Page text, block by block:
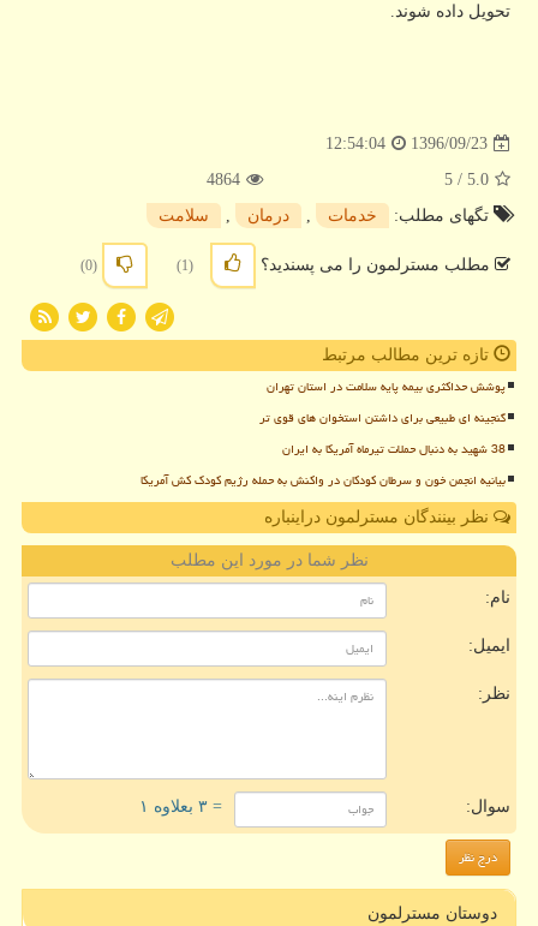
تحویل داده شوند.
1396/09/23
12:54:04
5.0
/ 5
4864
تگهای مطلب:
خدمات , درمان , سلامت
مطلب مسترلمون را می پسندید؟ (1)
(0)
تازه ترین مطالب مرتبط
پوشش حداکثری بیمه پایه سلامت در استان تهران
گنجینه ای طبیعی برای داشتن استخوان های قوی تر
38 شهید به دنبال حملات تیرماه آمریکا به ایران
بیانیه انجمن خون و سرطان کودکان در واکنش به حمله رژیم کودک کش آمریکا
نظر بینندگان مسترلمون دراینباره
نظر شما در مورد این مطلب
نام:
ایمیل:
نظر:
سوال: = ۳ بعلاوه ۱
دوستان مسترلمون